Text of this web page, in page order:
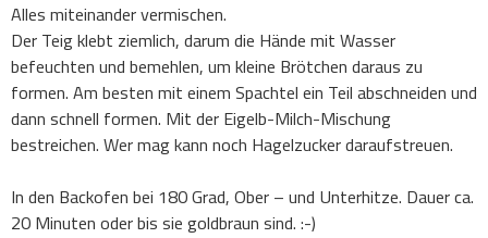
Alles miteinander vermischen.
Der Teig klebt ziemlich, darum die Hände mit Wasser
befeuchten und bemehlen, um kleine Brötchen daraus zu
formen. Am besten mit einem Spachtel ein Teil abschneiden und
dann schnell formen. Mit der Eigelb-Milch-Mischung
bestreichen. Wer mag kann noch Hagelzucker daraufstreuen.
In den Backofen bei 180 Grad, Ober – und Unterhitze. Dauer ca.
20 Minuten oder bis sie goldbraun sind. :-)